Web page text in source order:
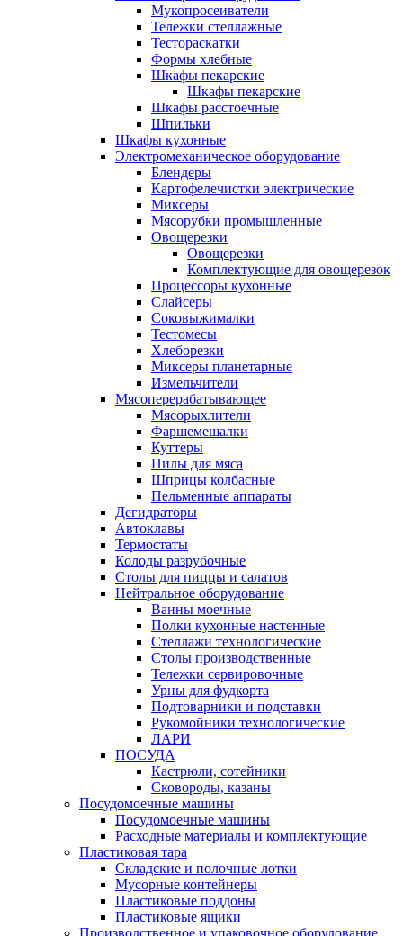
Мукопросеиватели
Тележки стеллажные
Тестораскатки
Формы хлебные
Шкафы пекарские
Шкафы пекарские
Шкафы расстоечные
Шпильки
Шкафы кухонные
Электромеханическое оборудование
Блендеры
Картофелечистки электрические
Миксеры
Мясорубки промышленные
Овощерезки
Овощерезки
Комплектующие для овощерезок
Процессоры кухонные
Слайсеры
Соковыжималки
Тестомесы
Хлеборезки
Миксеры планетарные
Измельчители
Мясоперерабатывающее
Мясорыхлители
Фаршемешалки
Куттеры
Пилы для мяса
Шприцы колбасные
Пельменные аппараты
Дегидраторы
Автоклавы
Термостаты
Колоды разрубочные
Столы для пиццы и салатов
Нейтральное оборудование
Ванны моечные
Полки кухонные настенные
Стеллажи технологические
Столы производственные
Тележки сервировочные
Урны для фудкорта
Подтоварники и подставки
Рукомойники технологические
ЛАРИ
ПОСУДА
Кастрюли, сотейники
Сковороды, казаны
Посудомоечные машины
Посудомоечные машины
Расходные материалы и комплектующие
Пластиковая тара
Складские и полочные лотки
Мусорные контейнеры
Пластиковые поддоны
Пластиковые ящики
Производственное и упаковочное оборудование